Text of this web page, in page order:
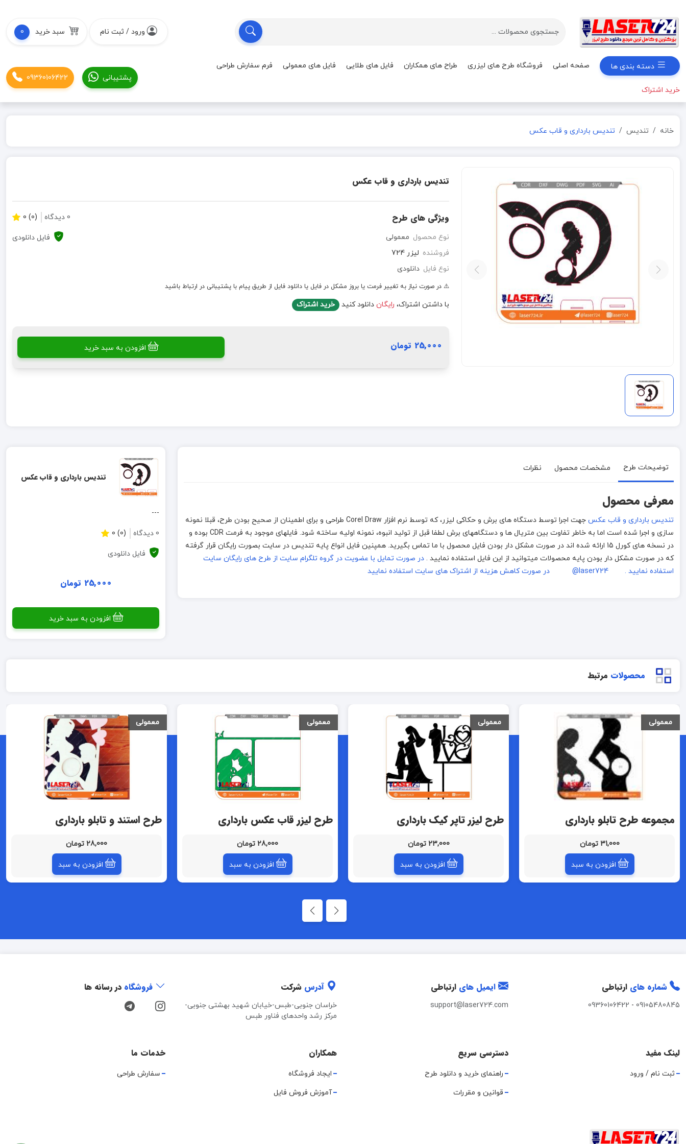
ورود / ثبت نام سبد خرید 0
دسته بندی ها صفحه اصلی فروشگاه طرح های لیزری طراح های همکاران فایل های طلایی فایل های معمولی فرم سفارش طراحی
خرید اشتراک
پشتیبانی 09360106422
خانه تندیس تندیس بارداری و قاب عکس
تندیس بارداری و قاب عکس
ویژگی های طرح
نوع محصول معمولی
فروشنده لیزر 724
نوع فایل دانلودی
0 دیدگاه (0) 0
فایل دانلودی
⚠️ در صورت نیاز به تغییر فرمت یا بروز مشکل در فایل یا دانلود فایل از طریق پیام با پشتیبانی در ارتباط باشید
با داشتن اشتراک، رایگان دانلود کنید خرید اشتراک
25,000 تومان افزودن به سبد خرید
توضیحات طرح مشخصات محصول نظرات
معرفی محصول
تندیس بارداری و قاب عکس
جهت اجرا توسط دستگاه های برش و حکاکی لیزر، که توسط نرم افزار Corel Draw طراحی و برای اطمینان از صحیح بودن طرح، قبلا نمونه
سازی و اجرا شده است اما به خاطر تفاوت بین متریال ها و دستگاههای برش لطفا قبل از تولید انبوه، نمونه اولیه ساخته شود. فایلهای موجود به فرمت CDR بوده و
در نسخه های کورل 15 ارائه شده اند در صورت مشکل دار بودن فایل محصول با ما تماس بگیرید. همپنین فایل انواع پایه تندیس در سایت بصورت رایگان قرار گرفته
که در صورت مشکل دار بودن پایه محصولات میتوانید از این فایل استفاده نمایید . در صورت تمایل با عضویت در گروه تلگرام سایت از طرح های رایگان سایت
استفاده نمایید . laser724@
در صورت کاهش هزینه از اشتراک های سایت استفاده نمایید
تندیس بارداری و قاب عکس
---
0 دیدگاه (0) 0
فایل دانلودی
25,000 تومان
افزودن به سبد خرید
محصولات مرتبط
معمولی
مجموعه طرح تابلو بارداری
31,000 تومان
افزودن به سبد
معمولی
طرح لیزر تاپر کیک بارداری
23,000 تومان
افزودن به سبد
معمولی
طرح لیزر قاب عکس بارداری
28,000 تومان
افزودن به سبد
معمولی
طرح استند و تابلو بارداری
28,000 تومان
افزودن به سبد
شماره های ارتباطی
09105480845
-
09360106422
ایمیل های ارتباطی
support@laser724.com
آدرس شرکت
خراسان جنوبی-طبس-خیابان شهید بهشتی جنوبی-
مرکز رشد واحدهای فناور طبس
فروشگاه در رسانه ها
لینک مفید
ثبت نام / ورود
دسترسی سریع
راهنمای خرید و دانلود طرح
قوانین و مقررات
همکاران
ایجاد فروشگاه
آموزش فروش فایل
خدمات ما
سفارش طراحی